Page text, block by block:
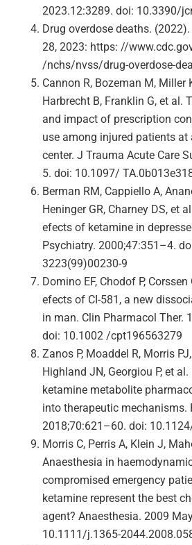
2023.12:3289. doi: 10.3390/
Drug overdose deaths.
28, 2023: https: //
/nchs/nvss/drug-overdose-
Cannon R, Bozeman M, Miller
Harbrecht B, Franklin G, et al.
and impact of prescription
use among injured patients at
center. J Trauma Acute Care
5. doi: 10.1097/
Berman RM, Cappiello A,
Heninger GR, Charney DS, et
efects of ketamine in
Psychiatry. 2000;47:351–4.
3223(99)00230-9
Domino EF, Chodof P,
efects of CI-581, a new
in man. Clin Pharmacol Ther.
doi: 10.1002 /cpt196563279
Zanos P, Moaddel R, Morris
Highland JN, Georgiou P, et
ketamine metabolite
into therapeutic mechanisms.
2018;70:621–60. doi:
Morris C, Perris A, Klein J,
Anaesthesia in
compromised emergency
ketamine represent the best
agent? Anaesthesia. 2009
10.1111/j.1365-